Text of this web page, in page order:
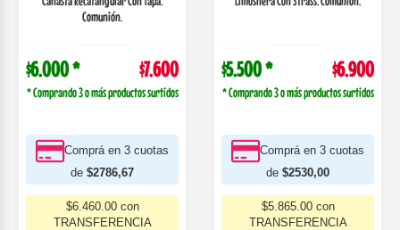
Comunión.
$6.000 * $7.600
* Comprando 3 o más productos surtidos
Comprá en 3 cuotas
de $2786,67
$6.460.00 con
TRANSFERENCIA
$5.500 * $6.900
* Comprando 3 o más productos surtidos
Comprá en 3 cuotas
de $2530,00
$5.865.00 con
TRANSFERENCIA